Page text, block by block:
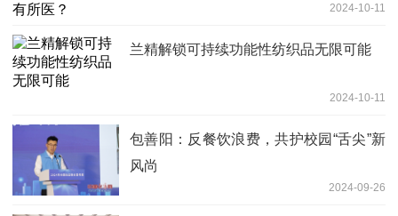
2024-10-11
兰精解锁可持续功能性纺织品无限可能
2024-10-11
包善阳：反餐饮浪费，共护校园“舌尖”新
风尚
2024-09-26